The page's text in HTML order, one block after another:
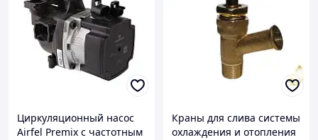
Циркуляционный насос
Airfel Premix с частотным
Краны для слива системы
охлаждения и отопления